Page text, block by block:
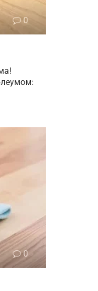
0
0